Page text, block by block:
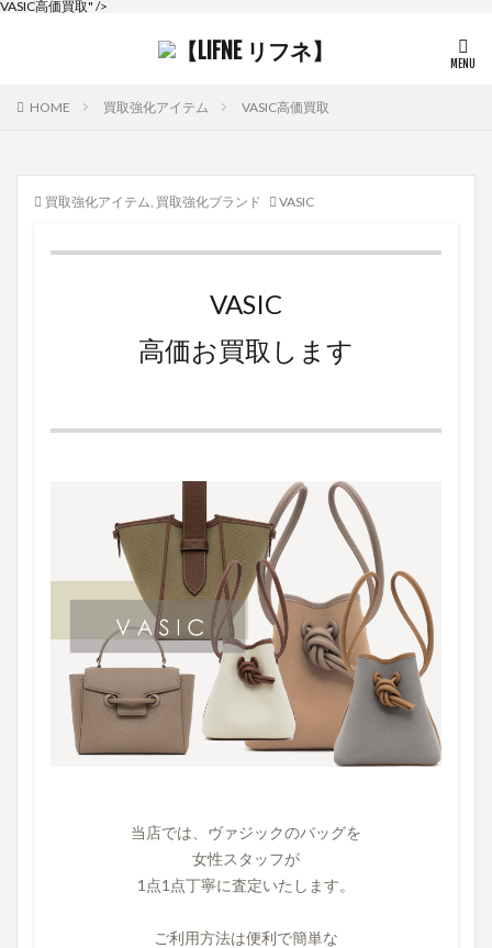
VASIC高価買取" />
HOME 買取強化アイテム VASIC高価買取
買取強化アイテム, 買取強化ブランド VASIC
VASIC
高価お買取します
当店では、ヴァジックのバッグを
女性スタッフが
1点1点丁寧に査定いたします。
ご利用方法は便利で簡単な